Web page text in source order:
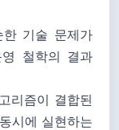
한 기술 문제가
영 철학의 결과
리즘이 결합된
시에 실현하는